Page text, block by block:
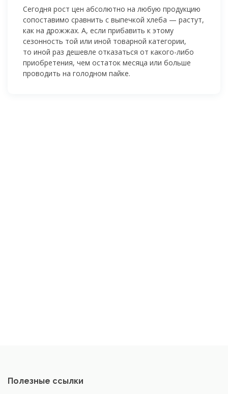
Сегодня рост цен абсолютно на любую продукцию
сопоставимо сравнить с выпечкой хлеба — растут,
как на дрожжах. А, если прибавить к этому
сезонность той или иной товарной категории,
то иной раз дешевле отказаться от какого-либо
приобретения, чем остаток месяца или больше
проводить на голодном пайке.
Полезные ссылки